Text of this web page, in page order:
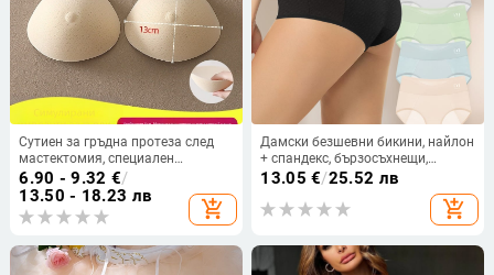
Сутиен за гръдна протеза след
мастектомия, специален
изкуствен бельо за гърди,
симулация на изкуствена
подплънка за гърди без
лепкавост, независимо от лявото
6.90 - 9.32 €/
13.50 - 18.23 лв
add_shopping_cart
Дамски безшевни бикини, найлон
+ спандекс, бързосъхнещи,
памучна подплата в чатала,
13.05 €/25.52 лв
add_shopping_cart